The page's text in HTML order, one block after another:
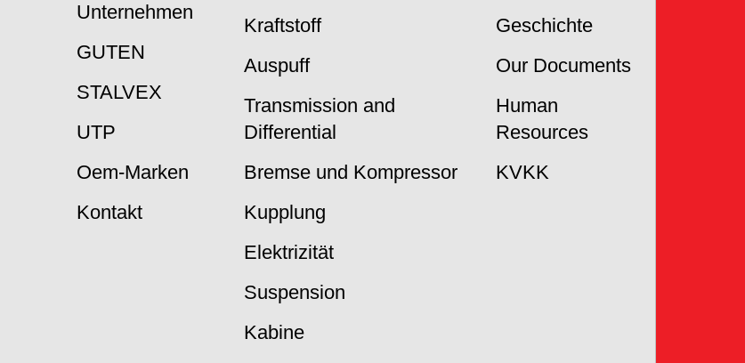
Unternehmen
GUTEN
STALVEX
UTP
Oem-Marken
Kontakt
Kraftstoff
Auspuff
Transmission and
Differential
Bremse und Kompressor
Kupplung
Elektrizität
Suspension
Kabine
Geschichte
Our Documents
Human
Resources
KVKK